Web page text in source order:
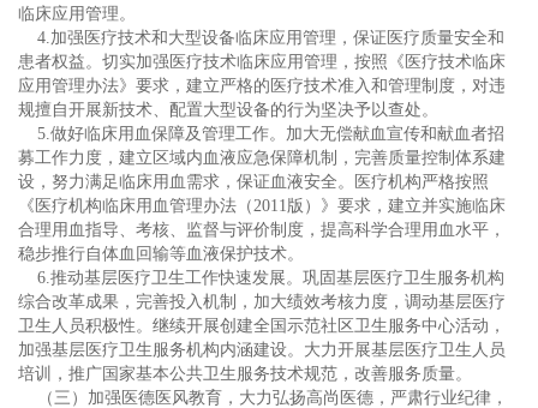
临床应用管理。
4.加强医疗技术和大型设备临床应用管理，保证医疗质量安全和
患者权益。切实加强医疗技术临床应用管理，按照《医疗技术临床
应用管理办法》要求，建立严格的医疗技术准入和管理制度，对违
规擅自开展新技术、配置大型设备的行为坚决予以查处。
5.做好临床用血保障及管理工作。加大无偿献血宣传和献血者招
募工作力度，建立区域内血液应急保障机制，完善质量控制体系建
设，努力满足临床用血需求，保证血液安全。医疗机构严格按照
《医疗机构临床用血管理办法（2011版）》要求，建立并实施临床
合理用血指导、考核、监督与评价制度，提高科学合理用血水平，
稳步推行自体血回输等血液保护技术。
6.推动基层医疗卫生工作快速发展。巩固基层医疗卫生服务机构
综合改革成果，完善投入机制，加大绩效考核力度，调动基层医疗
卫生人员积极性。继续开展创建全国示范社区卫生服务中心活动，
加强基层医疗卫生服务机构内涵建设。大力开展基层医疗卫生人员
培训，推广国家基本公共卫生服务技术规范，改善服务质量。
（三）加强医德医风教育，大力弘扬高尚医德，严肃行业纪律，